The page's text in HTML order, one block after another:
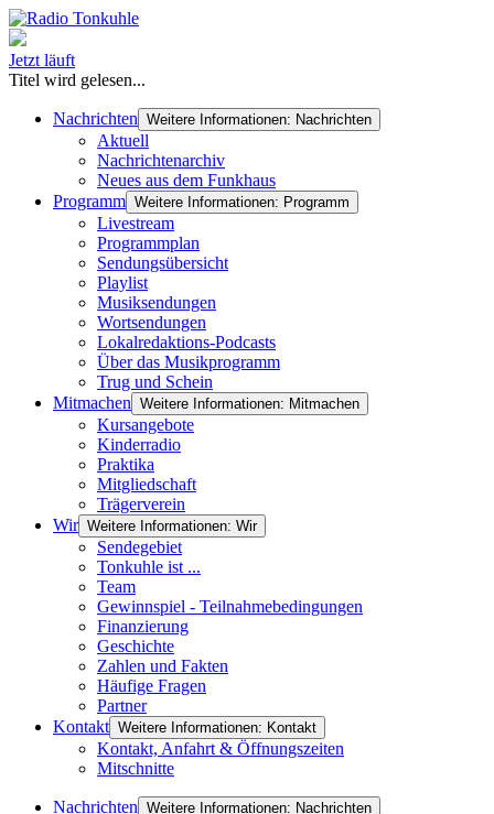
Jetzt läuft
Titel wird gelesen...
Nachrichten Weitere Informationen: Nachrichten
Aktuell
Nachrichtenarchiv
Neues aus dem Funkhaus
Programm Weitere Informationen: Programm
Livestream
Programmplan
Sendungsübersicht
Playlist
Musiksendungen
Wortsendungen
Lokalredaktions-Podcasts
Über das Musikprogramm
Trug und Schein
Mitmachen Weitere Informationen: Mitmachen
Kursangebote
Kinderradio
Praktika
Mitgliedschaft
Trägerverein
Wir Weitere Informationen: Wir
Sendegebiet
Tonkuhle ist ...
Team
Gewinnspiel - Teilnahmebedingungen
Finanzierung
Geschichte
Zahlen und Fakten
Häufige Fragen
Partner
Kontakt Weitere Informationen: Kontakt
Kontakt, Anfahrt & Öffnungszeiten
Mitschnitte
Nachrichten Weitere Informationen: Nachrichten